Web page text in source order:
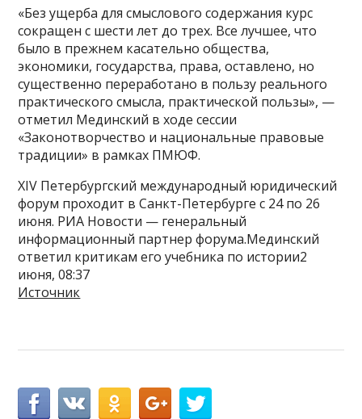
«Без ущерба для смыслового содержания курс
сокращен с шести лет до трех. Все лучшее, что
было в прежнем касательно общества,
экономики, государства, права, оставлено, но
существенно переработано в пользу реального
практического смысла, практической пользы», —
отметил Мединский в ходе сессии
«Законотворчество и национальные правовые
традиции» в рамках ПМЮФ.
XIV Петербургский международный юридический
форум проходит в Санкт-Петербурге с 24 по 26
июня. РИА Новости — генеральный
информационный партнер форума.Мединский
ответил критикам его учебника по истории2
июня, 08:37
Источник